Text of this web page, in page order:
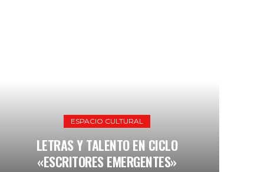
LAS TÍPICAS FRASES DE MAMÁ
ESPACIO CULTURAL
LETRAS Y TALENTO EN CICLO